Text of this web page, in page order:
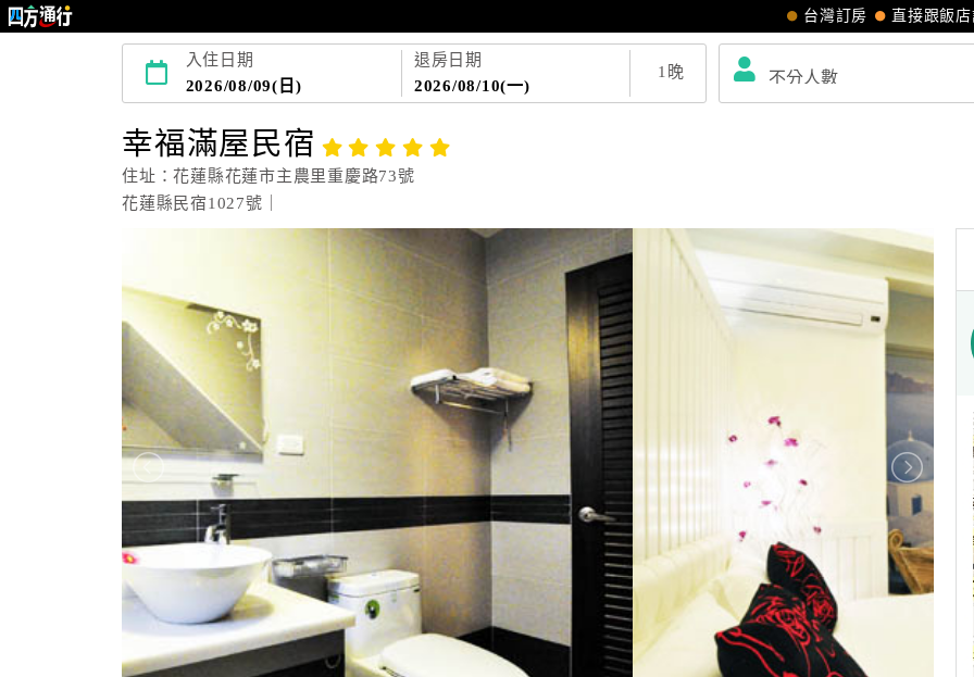
直接跟飯
台灣訂房
入住日期
2026/08/09(日)
退房日期
2026/08/10(一)
1 晚
幸福滿屋民宿
住址：花蓮縣花蓮市主農里重慶路73號
花蓮縣民宿1027號｜